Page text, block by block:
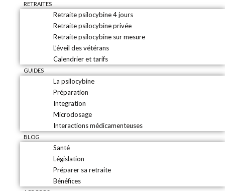
RETRAITES
Retraite psilocybine 4 jours
Retraite psilocybine privée
Retraite psilocybine sur mesure
L’éveil des vétérans
Calendrier et tarifs
GUIDES
La psilocybine
Préparation
Integration
Microdosage
Interactions médicamenteuses
BLOG
Santé
Législation
Préparer sa retraite
Bénéfices